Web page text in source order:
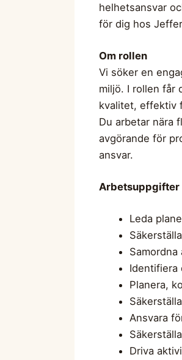
helhetsansvar
för dig hos
Om rollen
Vi söker en
miljö. I rollen får
kvalitet, effektiv
Du arbetar nära
avgörande för
ansvar.
Arbetsuppgifter
Leda
Identifiera
Planera,
Ansvara
Driva